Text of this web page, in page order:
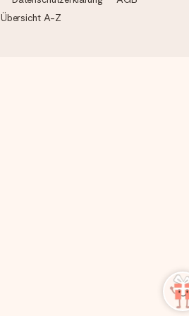
Übersicht A-Z